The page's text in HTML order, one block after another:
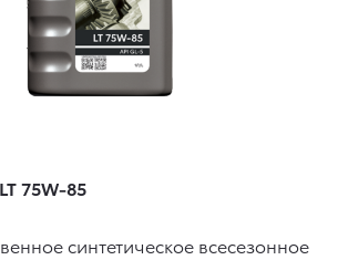
75W-85
синтетическое всесезонное